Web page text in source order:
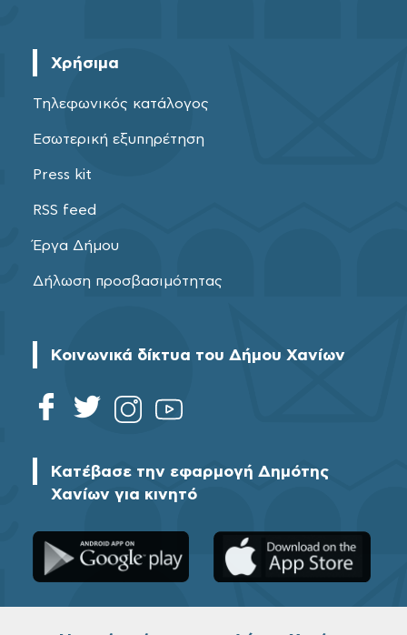
Χρήσιμα
Τηλεφωνικός κατάλογος
Εσωτερική εξυπηρέτηση
Press kit
RSS feed
Έργα Δήμου
Δήλωση προσβασιμότητας
Κοινωνικά δίκτυα του Δήμου Χανίων
Κατέβασε την εφαρμογή Δημότης
Χανίων για κινητό